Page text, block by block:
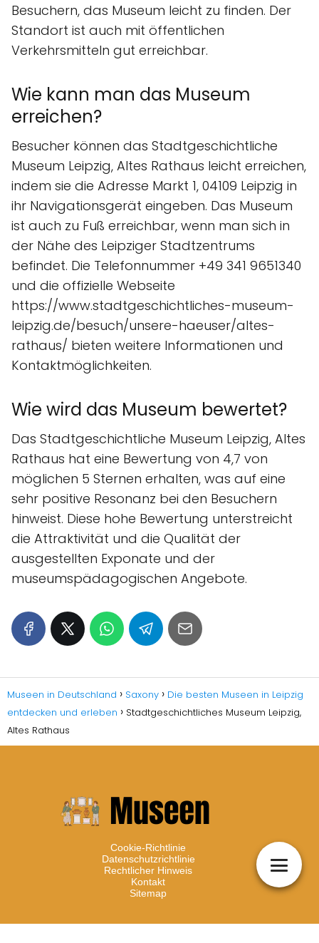
Besuchern, das Museum leicht zu finden. Der
Standort ist auch mit öffentlichen
Verkehrsmitteln gut erreichbar.
Wie kann man das Museum
erreichen?
Besucher können das Stadtgeschichtliche
Museum Leipzig, Altes Rathaus leicht erreichen,
indem sie die Adresse Markt 1, 04109 Leipzig in
ihr Navigationsgerät eingeben. Das Museum
ist auch zu Fuß erreichbar, wenn man sich in
der Nähe des Leipziger Stadtzentrums
befindet. Die Telefonnummer +49 341 9651340
und die offizielle Webseite
https://www.stadtgeschichtliches-museum-
leipzig.de/besuch/unsere-haeuser/altes-
rathaus/ bieten weitere Informationen und
Kontaktmöglichkeiten.
Wie wird das Museum bewertet?
Das Stadtgeschichtliche Museum Leipzig, Altes
Rathaus hat eine Bewertung von 4,7 von
möglichen 5 Sternen erhalten, was auf eine
sehr positive Resonanz bei den Besuchern
hinweist. Diese hohe Bewertung unterstreicht
die Attraktivität und die Qualität der
ausgestellten Exponate und der
museumspädagogischen Angebote.
Museen in Deutschland Saxony
Die besten Museen in Leipzig
entdecken und erleben
Stadtgeschichtliches Museum Leipzig,
Altes Rathaus
Cookie-Richtlinie
Datenschutzrichtlinie
Rechtlicher Hinweis
Kontakt
Sitemap